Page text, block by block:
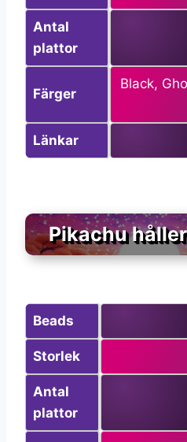
Antal
plattor
Färger
Black,
Länkar
Pikachu
Beads
Storlek
Antal
plattor